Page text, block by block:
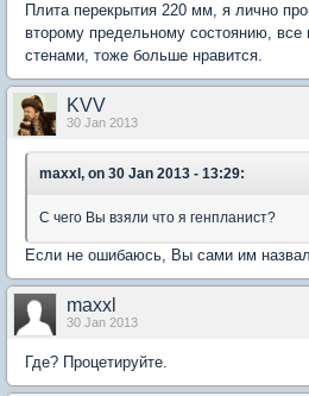
Плита перекрытия 220 мм, я лично
второму предельному состоянию,
стенами, тоже больше нравится.
KVV
30 Jan 2013
maxxl, on 30 Jan 2013 - 13:29:
С чего Вы взяли что я генпланист?
Если не ошибаюсь, Вы сами им
maxxl
30 Jan 2013
Где? Процетируйте.